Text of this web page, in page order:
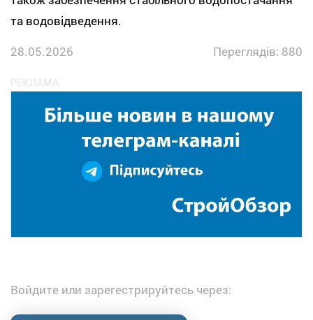
та водовідведення.
28.05.2026
Переглядів: 880
Войдите или зарегестрируйтесь через: